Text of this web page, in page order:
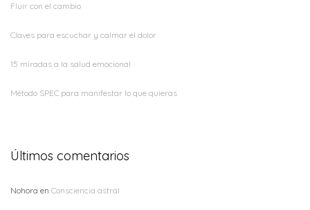
Fluir con el cambio
Claves para escuchar y calmar el dolor
15 miradas a la salud emocional
Método SPEC para manifestar lo que quieras
Últimos comentarios
Nohora en Consciencia astral